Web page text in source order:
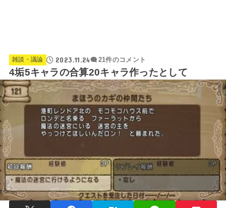
雑談・議論 2023.11.24 21件のコメント
4垢5キャラの合算20キャラ作ったとして